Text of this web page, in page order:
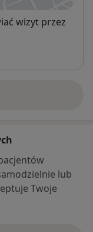
wizyt przez
lub
Twoje